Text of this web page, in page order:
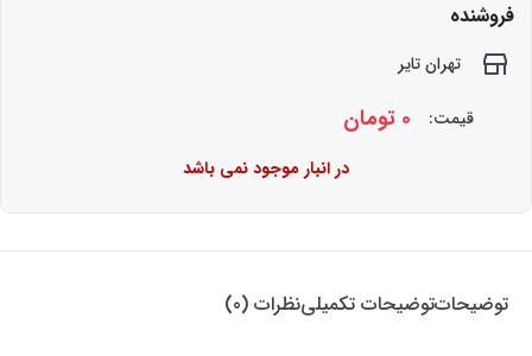
فروشنده
تهران تایر
قیمت: 0 تومان
در انبار موجود نمی باشد
توضیحاتتوضیحات تکمیلینظرات (0)